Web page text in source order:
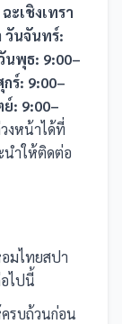
ะเชิงเทรา
วันจันทร์:
นพุธ: 9:00–
ร์: 9:00–
ย์: 9:00–
งหน้าได้ที่
นำให้ติดต่อ
มไทยสปา
ไปนี้
รบถ้วนก่อน